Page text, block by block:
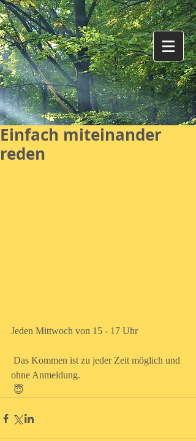
Einfach miteinander
reden
Jeden Mittwoch von 15 - 17 Uhr
ohne Anmeldung.
😇